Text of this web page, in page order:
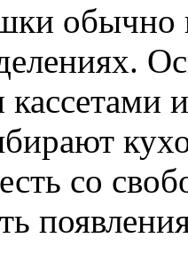
обычно
кассетами
со